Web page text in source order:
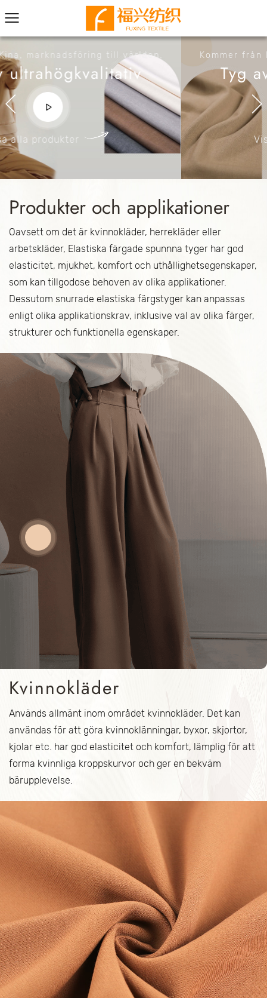
Previous
Kommer från Kina, marknadsföring till världen.
Tyg av ultrahögkvalitativ
Visa alla produkter
Produkter och applikationer
Oavsett om det är kvinnokläder, herrekläder eller
arbetskläder, Elastiska färgade spunnna tyger har god
elasticitet, mjukhet, komfort och uthållighetsegenskaper,
som kan tillgodose behoven av olika applikationer.
Dessutom snurrade elastiska färgstyger kan anpassas
enligt olika applikationskrav, inklusive val av olika färger,
strukturer och funktionella egenskaper.
Kvinnokläder
Används allmänt inom området kvinnokläder. Det kan
användas för att göra kvinnoklänningar, byxor, skjortor,
kjolar etc. har god elasticitet och komfort, lämplig för att
forma kvinnliga kroppskurvor och ger en bekväm
bärupplevelse.